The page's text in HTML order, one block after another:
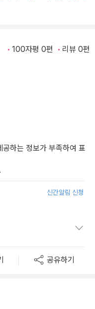
100자평 0편 리뷰 0편
하는 정보가 부족하여 표
신간알림 신청
공유하기